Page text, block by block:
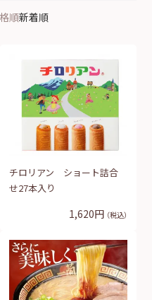
順新着順
チロリアン ショート詰合
せ27本入り
1,620円 （税込）